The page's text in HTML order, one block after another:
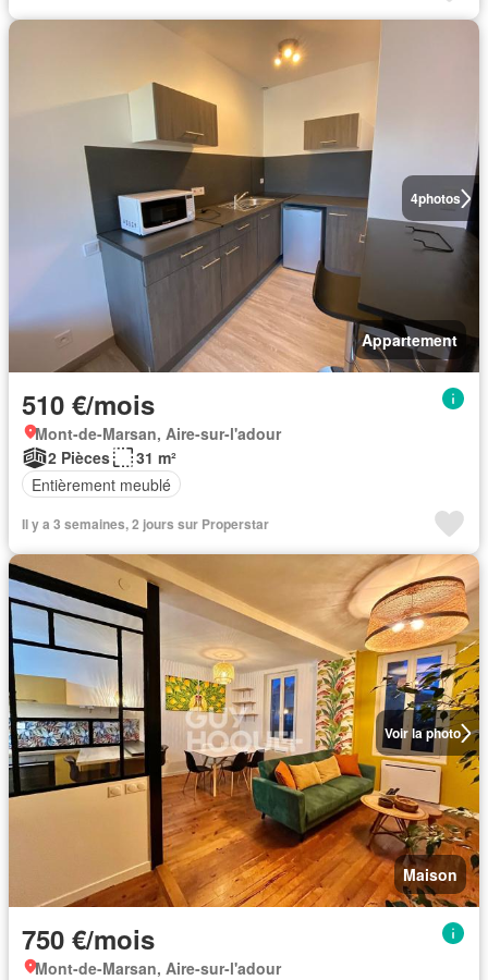
4photos
Appartement
510 €/mois
Mont-de-Marsan, Aire-sur-l'adour
2 Pièces
31 m²
Entièrement meublé
Il y a 3 semaines, 2 jours sur Properstar
Voir la photo
Maison
750 €/mois
Mont-de-Marsan, Aire-sur-l'adour